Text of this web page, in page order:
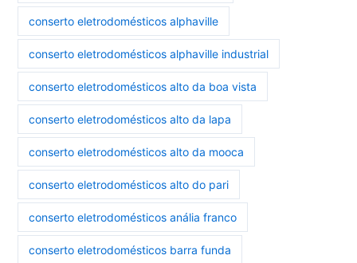
conserto eletrodomésticos alphaville
conserto eletrodomésticos alphaville industrial
conserto eletrodomésticos alto da boa vista
conserto eletrodomésticos alto da lapa
conserto eletrodomésticos alto da mooca
conserto eletrodomésticos alto do pari
conserto eletrodomésticos anália franco
conserto eletrodomésticos barra funda